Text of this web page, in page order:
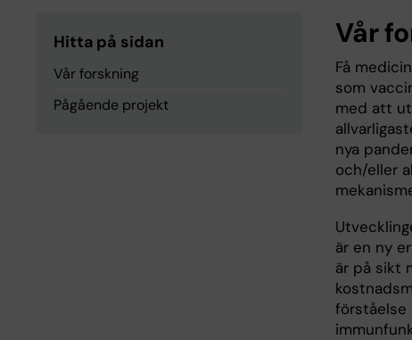
Hitta på sidan
Vår forskning
Pågående projekt
Vår
Få
som
med att
nya
och/eller
är en ny
är på sikt
förståelse